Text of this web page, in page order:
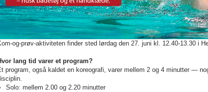
og-prøv-aktiviteten finder sted lørdag den 27. juni kl. 12.40-13.30 i
lang tid varer et program?
program, også kaldet en koreografi, varer mellem 2 og 4 minutter —
Solo: mellem 2.00 og 2.20 minutter